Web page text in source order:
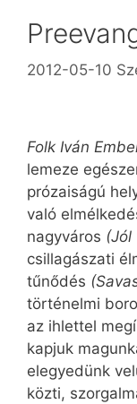
2012-05-10
Folk Iván
lemeze
prózaiságú
való
nagyváros (Jól
csillagászati
tűnődés
történelmi
az ihlettel
kapjuk
elegyedünk
közti,